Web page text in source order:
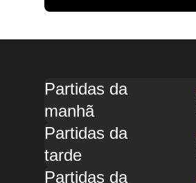
Partidas da
manhã
Partidas da
tarde
Partidas da